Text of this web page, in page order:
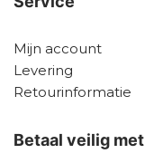
Mijn account
Levering
Retourinformatie
Betaal veilig met